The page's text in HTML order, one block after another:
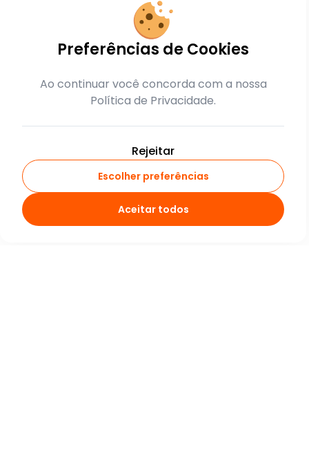
Preferências de Cookies
Ao continuar você concorda com a nossa
Política de Privacidade.
Rejeitar
Escolher preferências
Aceitar todos